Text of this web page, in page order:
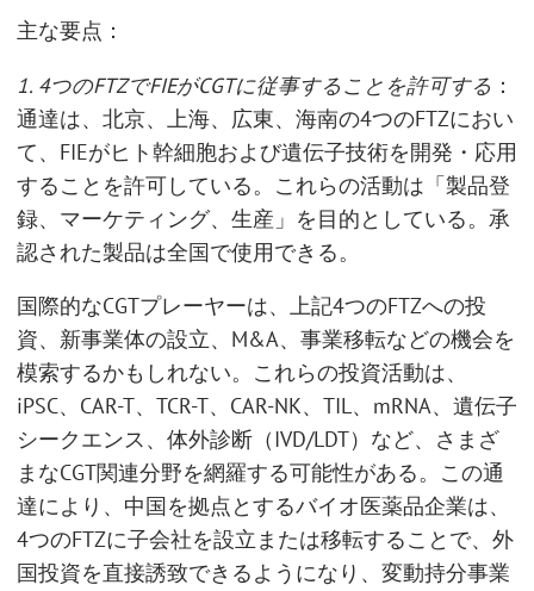
主な要点：
1. 4つのFTZでFIEがCGTに従事することを許可する ：
通達は、北京、上海、広東、海南の4つのFTZにおい
て、FIEがヒト幹細胞および遺伝子技術を開発・応用
することを許可している。これらの活動は「製品登
録、マーケティング、生産」を目的としている。承
認された製品は全国で使用できる。
国際的なCGTプレーヤーは、上記4つのFTZへの投
資、新事業体の設立、M&A、事業移転などの機会を
模索するかもしれない。これらの投資活動は、
iPSC、CAR-T、TCR-T、CAR-NK、TIL、mRNA、遺伝子
シークエンス、体外診断（IVD/LDT）など、さまざ
まなCGT関連分野を網羅する可能性がある。この通
達により、中国を拠点とするバイオ医薬品企業は、
4つのFTZに子会社を設立または移転することで、外
国投資を直接誘致できるようになり、変動持分事業